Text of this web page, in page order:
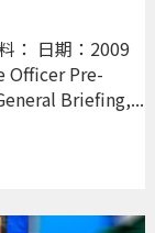
： 日期：2009
Officer Pre-
Briefing,...